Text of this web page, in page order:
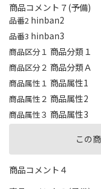
品番2 hinban2
品番3 hinban3
商品区分１ 商品分類１
商品区分２ 商品分類Ａ
商品属性１ 商品属性1
商品属性２ 商品属性2
商品属性３ 商品属性3
この
商品コメント７(予備)
商品コメント４